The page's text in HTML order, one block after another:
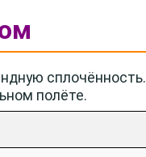
сплочённость.
полёте.